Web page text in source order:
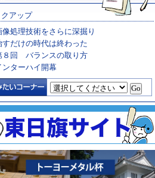
アップ
像処理技術をさらに深掘り
すだけの時代は終わった
８回 バランスの取り方
ンターハイ開幕